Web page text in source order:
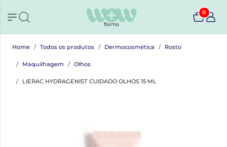
0
Home Todos os produtos Dermocosmética Rosto
Maquilhagem Olhos
LIERAC HYDRAGENIST CUIDADO OLHOS 15 ML